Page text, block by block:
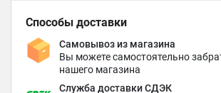
Способы доставки
Самовывоз из магазина
Вы можете самостоятельно
нашего магазина
Служба доставки СДЭК